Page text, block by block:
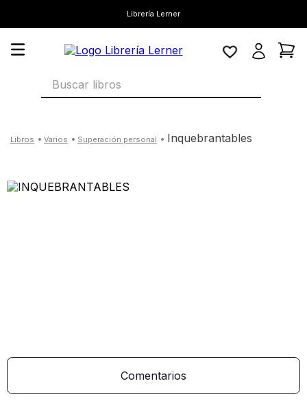
Librería Lerner
Buscar libros
varios superación personal inquebrantables
Comentarios